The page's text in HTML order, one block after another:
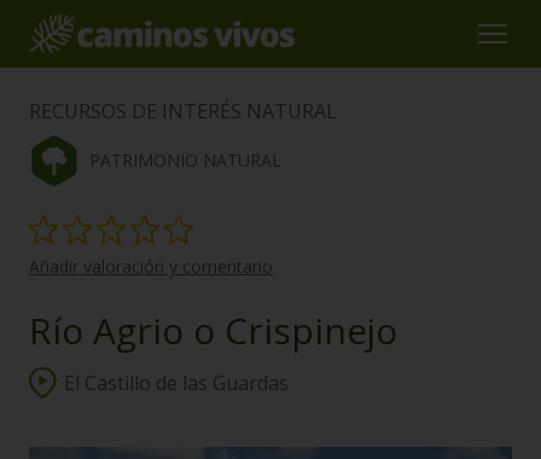
RECURSOS DE INTERÉS NATURAL
PATRIMONIO NATURAL
Añadir valoración y comentario
Río Agrio o Crispinejo
El Castillo de las Guardas